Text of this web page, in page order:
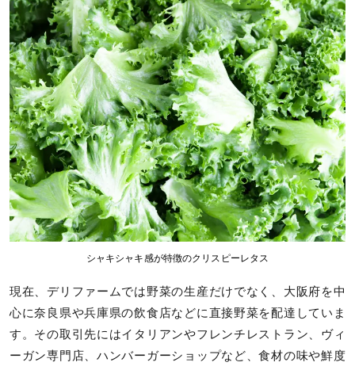
シャキシャキ感が特徴のクリスピーレタス
現在、デリファームでは野菜の生産だけでなく、大阪府を中
心に奈良県や兵庫県の飲食店などに直接野菜を配達していま
す。その取引先にはイタリアンやフレンチレストラン、ヴィ
ーガン専門店、ハンバーガーショップなど、食材の味や鮮度